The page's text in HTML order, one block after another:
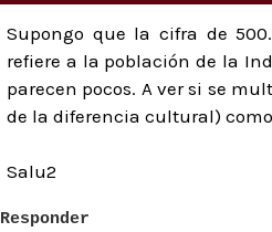
Supongo que la cifra de
refiere a la población de la
parecen pocos. A ver si se
de la diferencia cultural)
Salu2
Responder